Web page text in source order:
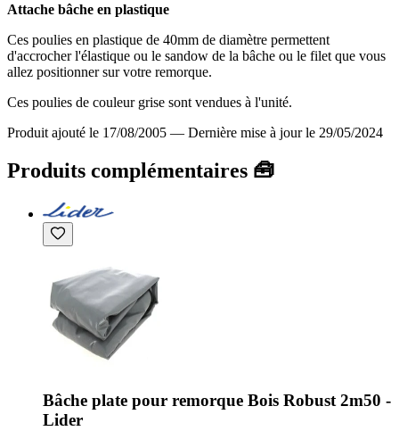
Attache bâche en plastique
Ces poulies en plastique de 40mm de diamètre permettent
d'accrocher l'élastique ou le sandow de la bâche ou le filet que vous
allez positionner sur votre remorque.
Ces poulies de couleur grise sont vendues à l'unité.
Produit ajouté le 17/08/2005 — Dernière mise à jour le 29/05/2024
Produits complémentaires 🧰
Bâche plate pour remorque Bois Robust 2m50 -
Lider